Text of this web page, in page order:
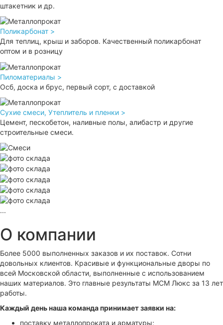
штакетник и др.
Поликарбонат >
Для теплиц, крыш и заборов. Качественный поликарбонат
оптом и в розницу
Пиломатериалы >
Осб, доска и брус, первый сорт, с доставкой
Сухие смеси, Утеплитель и пленки >
Цемент, пескобетон, наливные полы, алибастр и другие
строительные смеси.
...
О компании
Более 5000 выполненных заказов и их поставок. Сотни
довольных клиентов. Красивые и функциональные дворы по
всей Московской области, выполненные с использованием
наших материалов. Это главные результаты МСМ Люкс за 13 лет
работы.
Каждый день наша команда принимает заявки на:
поставку металлопроката и арматуры;